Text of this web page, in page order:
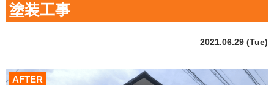
塗装工事
2021.06.29 (Tue)
AFTER